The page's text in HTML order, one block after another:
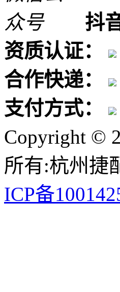
抖
资质认证：
合作快递：
支付方式：
Copyright ©
所有:杭州捷
ICP备